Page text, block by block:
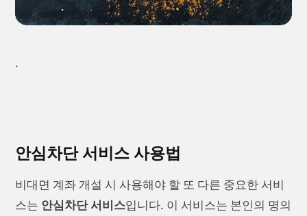
.
안심차단 서비스 사용법
비대면 계좌 개설 시 사용해야 할 또 다른 중요한 서비
스는 안심차단 서비스입니다. 이 서비스는 본인의 명의